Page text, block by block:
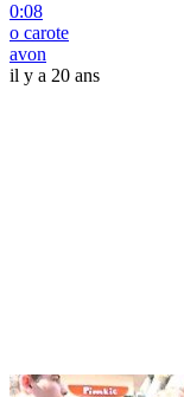
0:08
o carote
avon
il y a 20 ans